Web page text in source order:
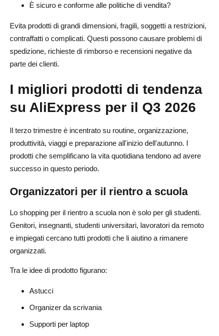
È sicuro e conforme alle politiche di vendita?
Evita prodotti di grandi dimensioni, fragili, soggetti a restrizioni,
contraffatti o complicati. Questi possono causare problemi di
spedizione, richieste di rimborso e recensioni negative da
parte dei clienti.
I migliori prodotti di tendenza
su AliExpress per il Q3 2026
Il terzo trimestre è incentrato su routine, organizzazione,
produttività, viaggi e preparazione all'inizio dell'autunno. I
prodotti che semplificano la vita quotidiana tendono ad avere
successo in questo periodo.
Organizzatori per il rientro a scuola
Lo shopping per il rientro a scuola non è solo per gli studenti.
Genitori, insegnanti, studenti universitari, lavoratori da remoto
e impiegati cercano tutti prodotti che li aiutino a rimanere
organizzati.
Tra le idee di prodotto figurano:
Astucci
Organizer da scrivania
Supporti per laptop